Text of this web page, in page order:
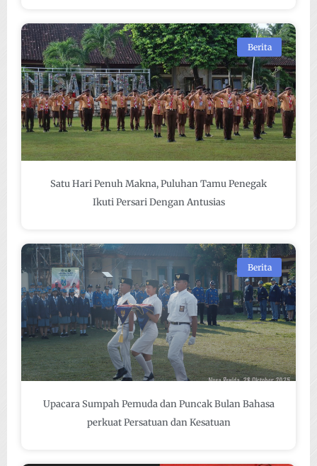
Berita
Satu Hari Penuh Makna, Puluhan Tamu Penegak
Ikuti Persari Dengan Antusias
Berita
Upacara Sumpah Pemuda dan Puncak Bulan Bahasa
perkuat Persatuan dan Kesatuan